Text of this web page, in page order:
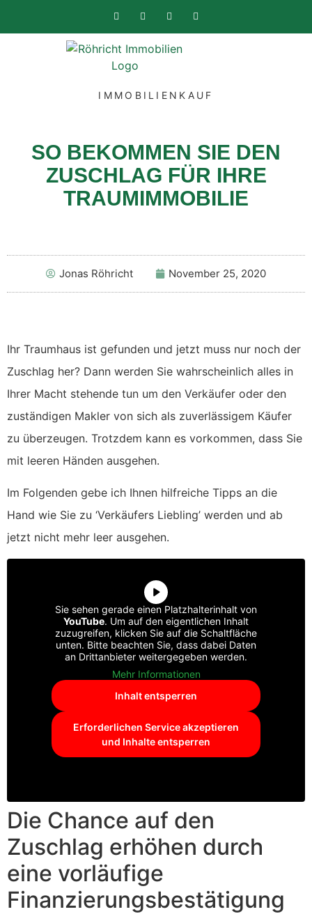
IMMOBILIENKAUF
SO BEKOMMEN SIE DEN
ZUSCHLAG FÜR IHRE
TRAUMIMMOBILIE
Jonas Röhricht November 25, 2020
Ihr Traumhaus ist gefunden und jetzt muss nur noch der
Zuschlag her? Dann werden Sie wahrscheinlich alles in
Ihrer Macht stehende tun um den Verkäufer oder den
zuständigen Makler von sich als zuverlässigem Käufer
zu überzeugen. Trotzdem kann es vorkommen, dass Sie
mit leeren Händen ausgehen.
Im Folgenden gebe ich Ihnen hilfreiche Tipps an die
Hand wie Sie zu ‘Verkäufers Liebling’ werden und ab
jetzt nicht mehr leer ausgehen.
Sie sehen gerade einen Platzhalterinhalt von
YouTube. Um auf den eigentlichen Inhalt
zuzugreifen, klicken Sie auf die Schaltfläche
unten. Bitte beachten Sie, dass dabei Daten
an Drittanbieter weitergegeben werden.
Mehr Informationen
Inhalt entsperren
Erforderlichen Service akzeptieren
und Inhalte entsperren
Die Chance auf den
Zuschlag erhöhen durch
eine vorläufige
Finanzierungsbestätigung